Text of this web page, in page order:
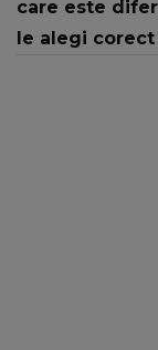
care este
le alegi